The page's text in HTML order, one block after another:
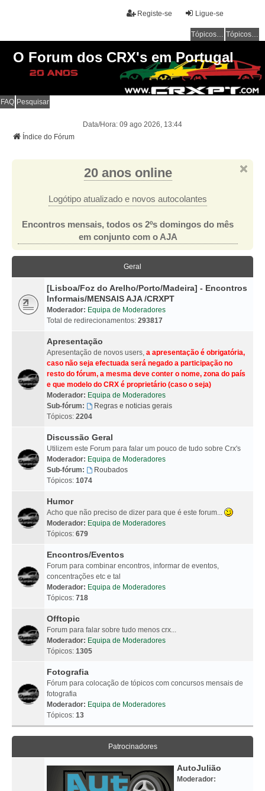
Ligue-se
Registe-se
Tópicos sem resposta Tópicos ativos
O Forum dos CRX's em Portugal
FAQ Pesquisar
Data/Hora: 09 ago 2026, 13:44
Índice do Fórum
20 anos online
Logótipo atualizado e novos autocolantes
Encontros mensais, todos os 2ºs domingos do mês
em conjunto com o AJA
Geral
[Lisboa/Foz do Arelho/Porto/Madeira] - Encontros
Informais/MENSAIS AJA /CRXPT
Moderador: Equipa de Moderadores
Total de redirecionamentos: 293817
Apresentação
Apresentação de novos users, a apresentação é obrigatória,
caso não seja efectuada será negado a participação no
resto do fórum, a mesma deve conter o nome, zona do país
e que modelo do CRX é proprietário (caso o seja)
Moderador: Equipa de Moderadores
Sub-fórum:
Regras e noticias gerais
Tópicos: 2204
Discussão Geral
Utilizem este Forum para falar um pouco de tudo sobre Crx's
Moderador: Equipa de Moderadores
Sub-fórum:
Roubados
Tópicos: 1074
Humor
Acho que não preciso de dizer para que é este forum...
Moderador: Equipa de Moderadores
Tópicos: 679
Encontros/Eventos
Forum para combinar encontros, informar de eventos,
concentrações etc e tal
Moderador: Equipa de Moderadores
Tópicos: 718
Offtopic
Forum para falar sobre tudo menos crx...
Moderador: Equipa de Moderadores
Tópicos: 1305
Fotografia
Fórum para colocação de tópicos com concursos mensais de
fotografia
Moderador: Equipa de Moderadores
Tópicos: 13
Patrocinadores
AutoJulião
Moderador: